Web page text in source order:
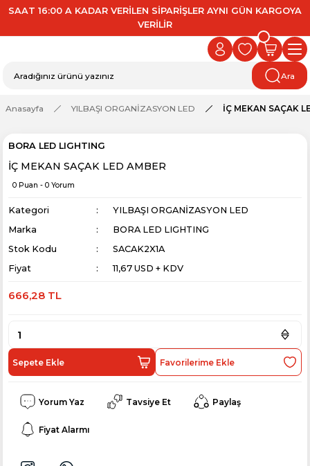
SAAT 16:00 A KADAR VERİLEN SİPARİŞLER AYNI GÜN KARGOYA
VERİLİR
Ara
Anasayfa YILBAŞI ORGANİZASYON LED İÇ MEKAN SAÇAK
BORA LED LIGHTING
İÇ MEKAN SAÇAK LED AMBER
0 Puan - 0 Yorum
Kategori
YILBAŞI ORGANİZASYON LED
Marka
BORA LED LIGHTING
Stok Kodu
SACAK2X1A
Fiyat
11,67 USD + KDV
666,28 TL
Sepete Ekle
Yorum Yaz Tavsiye Et Paylaş
Fiyat Alarmı